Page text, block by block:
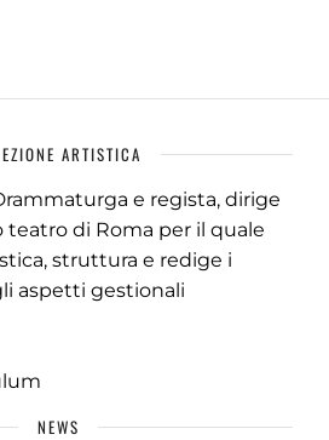
ARTISTICA
e regista, dirige
teatro di Roma per il quale
struttura e redige i
aspetti gestionali
NEWS